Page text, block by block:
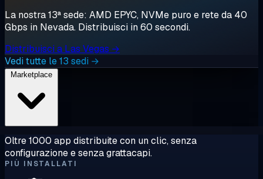
La nostra 13ª sede: AMD EPYC, NVMe puro e rete da 40
Gbps in Nevada. Distribuisci in 60 secondi.
Distribuisci a Las Vegas →
Vedi tutte le 13 sedi →
Oltre 1000 app distribuite con un clic, senza
configurazione e senza grattacapi.
PIÙ INSTALLATI